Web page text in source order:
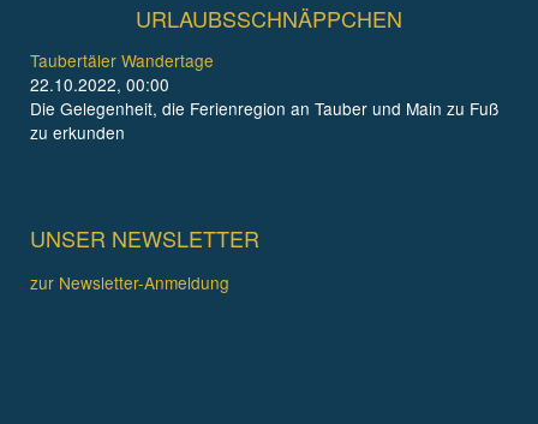
URLAUBSSCHNÄPPCHEN
Taubertäler Wandertage
22.10.2022, 00:00
Die Gelegenheit, die Ferienregion an Tauber und Main zu Fuß
zu erkunden
UNSER NEWSLETTER
zur Newsletter-Anmeldung